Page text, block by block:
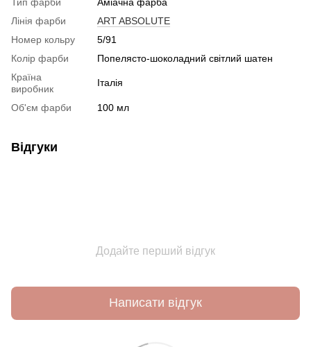
Лінія фарби
ART ABSOLUTE
Номер кольру
5/91
Колір фарби
Попелясто-шоколадний світлий шатен
Країна
виробник
Італія
Об'єм фарби 100 мл
Відгуки
Додайте перший відгук
Написати відгук